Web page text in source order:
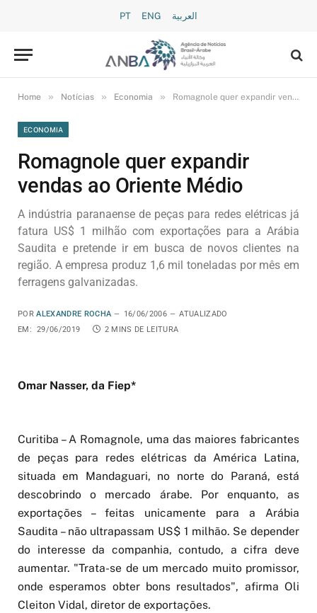
PT ENG العربية
Home » Notícias » Economia » Romagnole quer expandir vendas ao Oriente Médio
ECONOMIA
Romagnole quer expandir
vendas ao Oriente Médio
A indústria paranaense de peças para redes elétricas já
fatura US$ 1 milhão com exportações para a Arábia
Saudita e pretende ir em busca de novos clientes na
região. A empresa produz 1,6 mil toneladas por mês em
ferragens galvanizadas.
POR ALEXANDRE ROCHA 16/06/2006
ATUALIZADO
EM:
29/06/2019 2 MINS DE LEITURA
Omar Nasser, da Fiep*
Curitiba – A Romagnole, uma das maiores fabricantes
de peças para redes elétricas da América Latina,
situada em Mandaguari, no norte do Paraná, está
descobrindo o mercado árabe. Por enquanto, as
exportações – feitas unicamente para a Arábia
Saudita – não ultrapassam US$ 1 milhão. Se depender
do interesse da companhia, contudo, a cifra deve
aumentar. "Trata-se de um mercado muito promissor,
onde esperamos obter bons resultados", afirma Oli
Cleiton Vidal, diretor de exportações.